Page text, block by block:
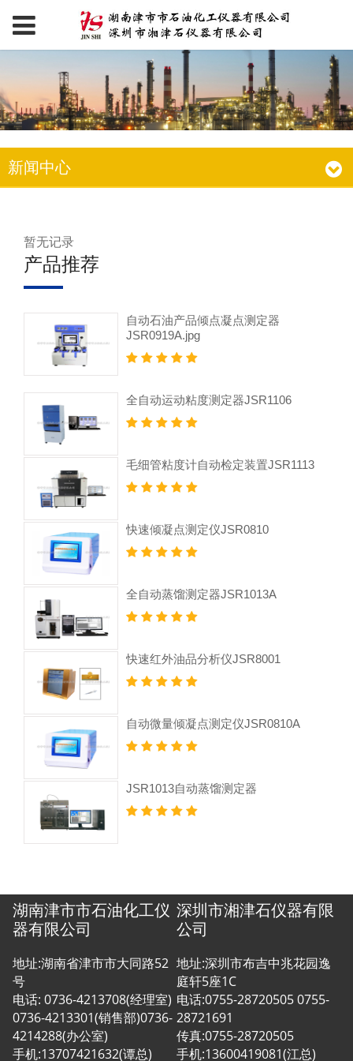
新闻中心
暂无记录
产品推荐
自动石油产品倾点凝点测定器
JSR0919A.jpg
全自动运动粘度测定器JSR1106
毛细管粘度计自动检定装置JSR1113
快速倾凝点测定仪JSR0810
全自动蒸馏测定器JSR1013A
快速红外油品分析仪JSR8001
自动微量倾凝点测定仪JSR0810A
JSR1013自动蒸馏测定器
湖南津市市石油化工仪
器有限公司
地址:湖南省津市市大同路52
号
电话: 0736-4213708(经理室)
0736-4213301(销售部)0736-
4214288(办公室)
手机:13707421632(谭总)
深圳市湘津石仪器有限
公司
地址:深圳市布吉中兆花园逸
庭轩5座1C
电话:0755-28720505 0755-
28721691
传真:0755-28720505
手机:13600419081(江总)